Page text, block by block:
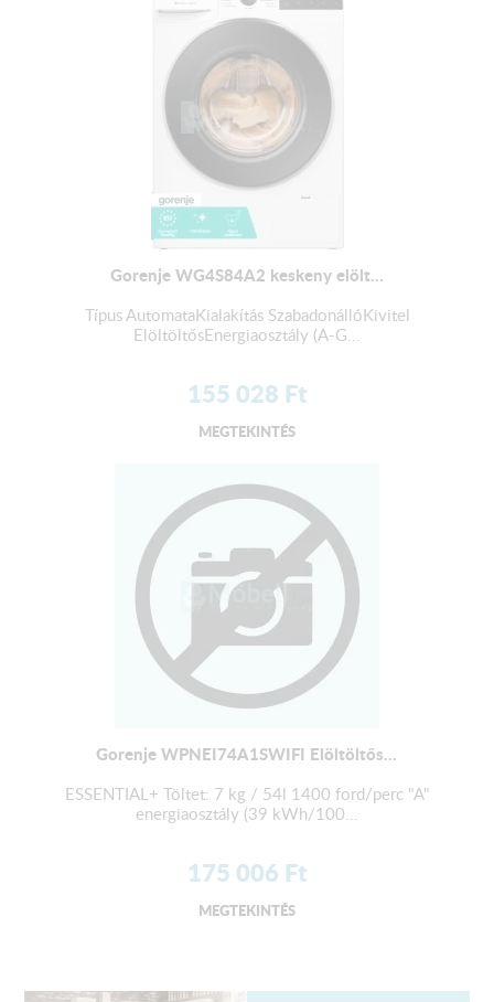
Gorenje WG4S84A2 keskeny elölt...
Típus AutomataKialakítás SzabadonállóKivitel
ElöltöltősEnergiaosztály (A-G...
155 028 Ft
MEGTEKINTÉS
Gorenje WPNEI74A1SWIFI Elöltöltős...
ESSENTIAL+ Töltet: 7 kg / 54l 1400 ford/perc "A"
energiaosztály (39 kWh/100...
175 006 Ft
MEGTEKINTÉS